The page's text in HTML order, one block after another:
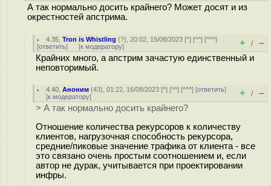
А так нормально досить крайнего? Может досят и из
окрестностей апстрима.
4.35 ,Tron is Whistling (?), 20:02, 15/08/2023 [^] [^^] [^^^]
[ответить] [к модератору] + / –
Крайних много, а апстрим зачастую единственный и
неповторимый.
4.40 ,Аноним (43), 01:22, 16/08/2023 [^] [^^] [^^^] [ответить]
[к модератору] + / –
> А так нормально досить крайнего?
Отношение количества рекурсоров к количеству
клиентов, нагрузочная способность рекурсора,
средние/пиковые значение трафика от клиента - все
это связано очень простым соотношением и, если
автор не дурак, учитывается при проектировании
инфры.